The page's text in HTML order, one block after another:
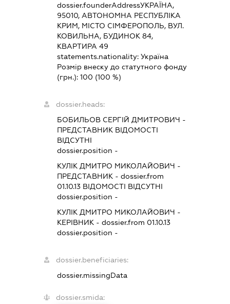
dossier.founderAddressУКРАЇНА,
95010, АВТОНОМНА РЕСПУБЛІКА
КРИМ, МІСТО СІМФЕРОПОЛЬ, ВУЛ.
КОВИЛЬНА, БУДИНОК 84,
КВАРТИРА 49
statements.nationality: Україна
Розмір внеску до статутного фонду
(грн.): 100 (100 %)
dossier.heads:
БОБИЛЬОВ СЕРГІЙ ДМИТРОВИЧ -
ПРЕДСТАВНИКВІДОМОСТІ
ВІДСУТНІ
dossier.position -
КУЛІК ДМИТРО МИКОЛАЙОВИЧ -
ПРЕДСТАВНИК- dossier.from
01.10.13ВІДОМОСТІ ВІДСУТНІ
dossier.position -
КУЛІК ДМИТРО МИКОЛАЙОВИЧ -
КЕРІВНИК- dossier.from 01.10.13
dossier.position -
dossier.beneficiaries:
dossier.missingData
dossier.smida: